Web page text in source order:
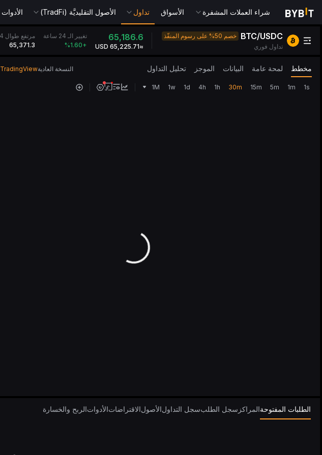
شراء العملات المشفرة الأسواق تداول الأصول التقليديَّة (TradFi) الأدوات
BTC/USDC خصم 50% على رسوم المنفّذ
تداول فوري
65,186.6
≈65,225.71 USD
تغيير الـ 24 ساعة
+1.60
%
مرتفع طوال 24 ساعة
65,371.3
مخطط لمحة عامة البيانات الموجز تحليل التداول النسخة العاديةTradingView
1s
1m
5m
15m
30m
1h
4h
1d
1w
1M
الطلبات المفتوحةالمراكز سجل الطلبسجل التداولالأصولالاقتراضاتالأدواتالربح والخسارة